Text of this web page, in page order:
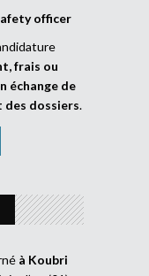
officer
frais ou
échange de
dossiers.
à Koubri